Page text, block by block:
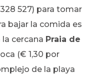
328 527) para tomar
bajar la comida es
cercana Praia de
(€ 1,30 por
de la playa